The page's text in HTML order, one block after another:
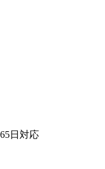
日対応